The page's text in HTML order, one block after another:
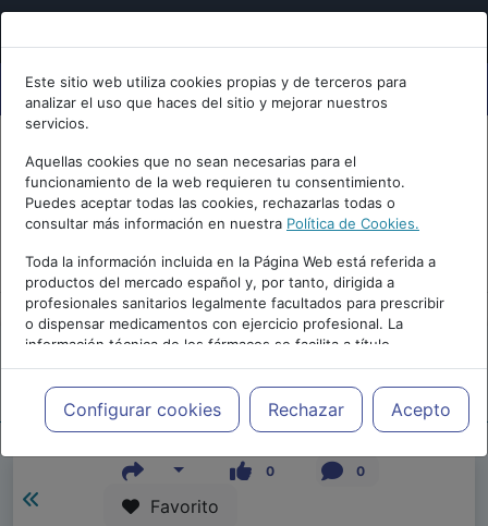
Este sitio web utiliza cookies propias y de terceros para
analizar el uso que haces del sitio y mejorar nuestros
servicios.
Aquellas cookies que no sean necesarias para el
funcionamiento de la web requieren tu consentimiento.
Puedes aceptar todas las cookies, rechazarlas todas o
consultar más información en nuestra Política de Cookies.
Toda la información incluida en la Página Web está referida a
productos del mercado español y, por tanto, dirigida a
profesionales sanitarios legalmente facultados para prescribir
o dispensar medicamentos con ejercicio profesional. La
información técnica de los fármacos se facilita a título
meramente informativo, siendo responsabilidad de los
profesionales facultados prescribir medicamentos y decidir, en
cada caso concreto, el tratamiento más adecuado a las
necesidades del paciente.
Configurar cookies Rechazar Acepto
Repositorio de Artículos || Edición |
0 0
Favorito